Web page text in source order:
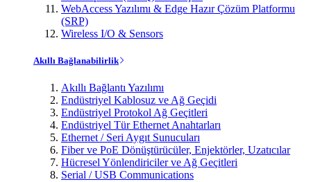
WebAccess Yazılımı & Edge Hazır Çözüm Platformu
(SRP)
Wireless I/O & Sensors
Akıllı Bağlanabilirlik
Akıllı Bağlantı Yazılımı
Endüstriyel Kablosuz ve Ağ Geçidi
Endüstriyel Protokol Ağ Geçitleri
Endüstriyel Tür Ethernet Anahtarları
Ethernet / Seri Aygıt Sunucuları
Fiber ve PoE Dönüştürücüler, Enjektörler, Uzatıcılar
Hücresel Yönlendiriciler ve Ağ Geçitleri
Serial / USB Communications